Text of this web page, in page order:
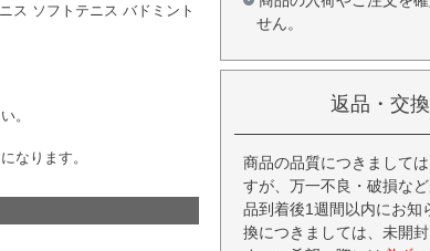
ス ソフトテニス バドミント
。
なります。
せん。
返品・交
商品の品質につきまして
すが、万一不良・破損な
品到着後1週間以内にお知
換につきましては、未開